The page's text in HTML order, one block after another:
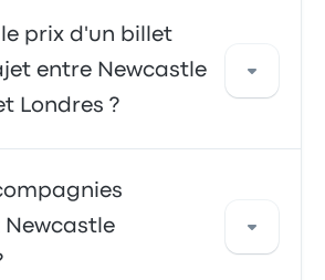
University, vous pouvez
nombreuses destinations,
University. Utilisez notre outil
trouver les meilleurs prix et
prix d'un billet
entre Newcastle
Londres ?
billet entre Newcastle
coûte environ 34 €. Le
par FlixBus et Megabus UK,
7h 27m. N'oubliez pas que les
Newcastle